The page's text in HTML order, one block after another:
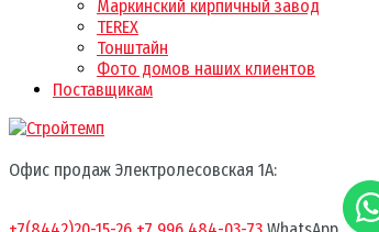
Маркинский кирпичный завод
TEREX
Тонштайн
Фото домов наших клиентов
Поставщикам
Офис продаж Электролесовская 1А: